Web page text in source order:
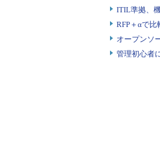
ITIL準拠、
RFP＋αで
オープンソ
管理初心者